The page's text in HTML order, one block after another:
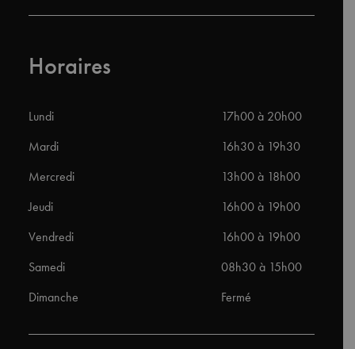
Horaires
Lundi
Mardi
Mercredi
Jeudi
Vendredi
Samedi
Dimanche
17h00 à 20h00
16h30 à 19h30
13h00 à 18h00
16h00 à 19h00
16h00 à 19h00
08h30 à 15h00
Fermé